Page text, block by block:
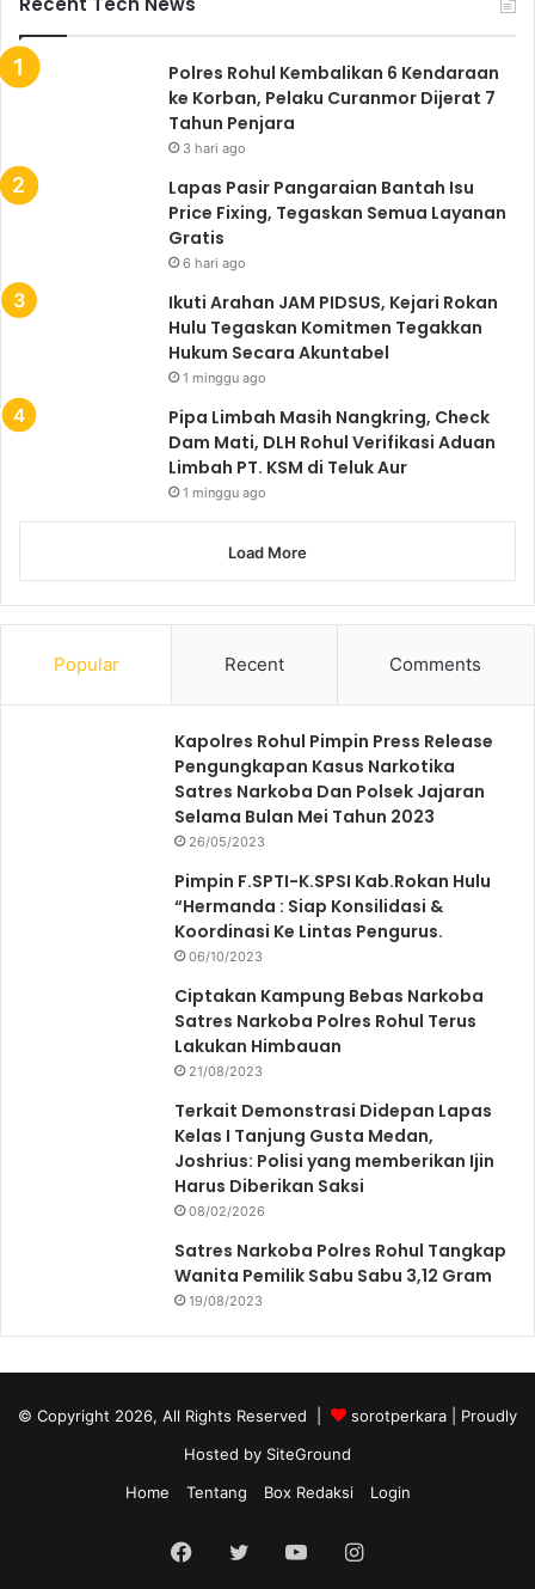
Polres Rohul Kembalikan 6 Kendaraan
ke Korban, Pelaku Curanmor Dijerat 7
Tahun Penjara
3 hari ago
Lapas Pasir Pangaraian Bantah Isu
Price Fixing, Tegaskan Semua Layanan
Gratis
6 hari ago
Ikuti Arahan JAM PIDSUS, Kejari Rokan
Hulu Tegaskan Komitmen Tegakkan
Hukum Secara Akuntabel
1 minggu ago
Pipa Limbah Masih Nangkring, Check
Dam Mati, DLH Rohul Verifikasi Aduan
Limbah PT. KSM di Teluk Aur
1 minggu ago
Load More
Popular Recent Comments
Kapolres Rohul Pimpin Press Release
Pengungkapan Kasus Narkotika
Satres Narkoba Dan Polsek Jajaran
Selama Bulan Mei Tahun 2023
26/05/2023
Pimpin F.SPTI-K.SPSI Kab.Rokan Hulu
“Hermanda : Siap Konsilidasi &
Koordinasi Ke Lintas Pengurus.
06/10/2023
Ciptakan Kampung Bebas Narkoba
Satres Narkoba Polres Rohul Terus
Lakukan Himbauan
21/08/2023
Terkait Demonstrasi Didepan Lapas
Kelas I Tanjung Gusta Medan,
Joshrius: Polisi yang memberikan Ijin
Harus Diberikan Saksi
08/02/2026
Satres Narkoba Polres Rohul Tangkap
Wanita Pemilik Sabu Sabu 3,12 Gram
19/08/2023
© Copyright 2026, All Rights Reserved | sorotperkara
| Proudly
Hosted by SiteGround
Home
Tentang Box Redaksi Login
Facebook
TwitterYouTubeInstagram